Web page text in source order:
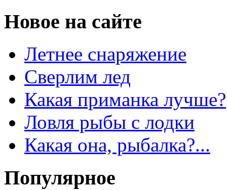
Новое на сайте
Летнее снаряжение
Сверлим лед
Какая приманка лучше?
Ловля рыбы с лодки
Какая она, рыбалка?...
Популярное